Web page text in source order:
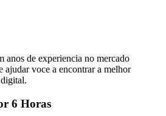
anos de experiencia no mercado
ajudar voce a encontrar a melhor
6 Horas